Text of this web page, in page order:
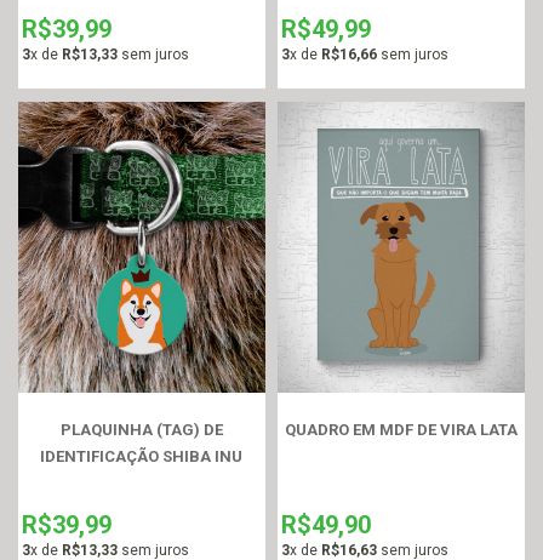
R$39,99
3x de R$13,33 sem juros
R$49,99
3x de R$16,66 sem juros
PLAQUINHA (TAG) DE
IDENTIFICAÇÃO SHIBA INU
R$39,99
3x de R$13,33 sem juros
QUADRO EM MDF DE VIRA LATA
R$49,90
3x de R$16,63 sem juros